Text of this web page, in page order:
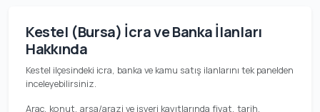
Kestel (Bursa) İcra ve Banka İlanları
Hakkında
Kestel ilçesindeki icra, banka ve kamu satış ilanlarını tek panelden
inceleyebilirsiniz.
Araç, konut, arsa/arazi ve işyeri kayıtlarında fiyat, tarih,